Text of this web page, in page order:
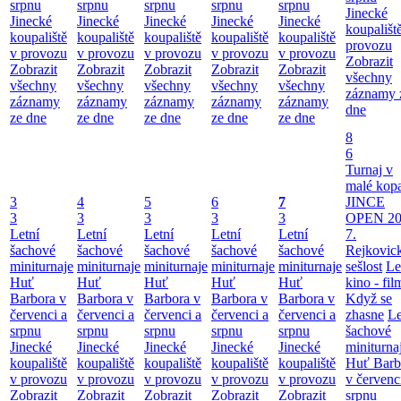
srpnu
Jinecké
koupaliště
v provozu
Zobrazit
všechny
záznamy
ze dne
srpnu
Jinecké
koupaliště
v provozu
Zobrazit
všechny
záznamy
ze dne
srpnu
Jinecké
koupaliště
v provozu
Zobrazit
všechny
záznamy
ze dne
srpnu
Jinecké
koupaliště
v provozu
Zobrazit
všechny
záznamy
ze dne
srpnu
Jinecké
koupaliště
v provozu
Zobrazit
všechny
záznamy
ze dne
Jinecké
provozu
Zobrazit
všechny
záznamy
dne
3
3
Letní
šachové
miniturnaje
Huť
Barbora v
červenci a
srpnu
Jinecké
koupaliště
v provozu
Zobrazit
4
3
Letní
šachové
miniturnaje
Huť
Barbora v
červenci a
srpnu
Jinecké
koupaliště
v provozu
Zobrazit
5
3
Letní
šachové
miniturnaje
Huť
Barbora v
červenci a
srpnu
Jinecké
koupaliště
v provozu
Zobrazit
6
3
Letní
šachové
miniturnaje
Huť
Barbora v
červenci a
srpnu
Jinecké
koupaliště
v provozu
Zobrazit
7
3
Letní
šachové
miniturnaje
Huť
Barbora v
červenci a
srpnu
Jinecké
koupaliště
v provozu
Zobrazit
8
6
Turnaj v
malé
JINCE
OPEN
7.
sešlost
kino -
Když se
zhasne
šachové
Huť
v
srpnu